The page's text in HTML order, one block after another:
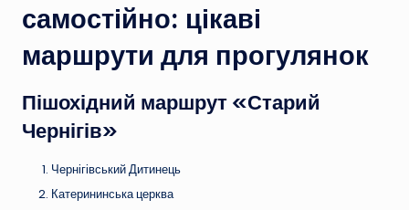
самостійно: цікаві
маршрути для прогулянок
Пішохідний маршрут «Старий
Чернігів»
Чернігівський Дитинець
Катерининська церква